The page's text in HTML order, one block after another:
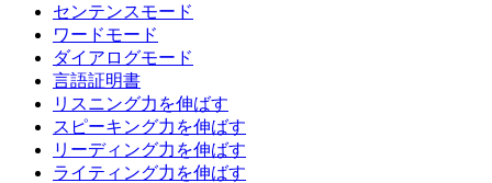
センテンスモード
ワードモード
ダイアログモード
言語証明書
リスニング力を伸ばす
スピーキング力を伸ばす
リーディング力を伸ばす
ライティング力を伸ばす